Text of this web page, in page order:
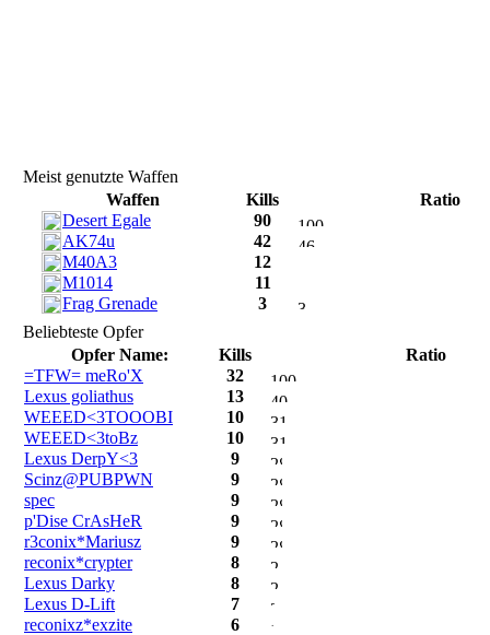
Meist genutzte Waffen
Waffen
Kills
Ratio
Desert Egale
90
AK74u
42
M40A3
12
M1014
11
Frag Grenade
3
Beliebteste Opfer
Opfer Name:
Kills
Ratio
=TFW= meRo'X
32
Lexus goliathus
13
WEEED<3TOOOBI
10
WEEED<3toBz
10
Lexus DerpY<3
9
Scinz@PUBPWN
9
spec
9
p'Dise CrAsHeR
9
r3conix*Mariusz
9
reconix*crypter
8
Lexus Darky
8
Lexus D-Lift
7
reconixz*exzite
6